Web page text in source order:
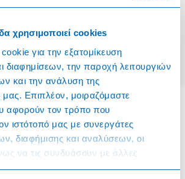
χρησιμοποιεί cookies
για την εξατομίκευση
διαφημίσεων, την παροχή λειτουργιών
και την ανάλυση της
μας. Επιπλέον, μοιραζόμαστε
αφορούν τον τρόπο που
ιστότοπό μας με συνεργάτες
διαφήμισης και αναλύσεων, οι
να τις συνδυάσουν με άλλες
έχετε παραχωρήσει ή τις οποίες